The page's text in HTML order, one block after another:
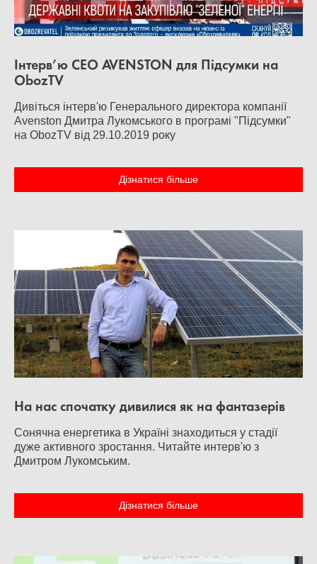
Інтерв’ю CEO AVENSTON для Підсумки на
ObozTV
Дивіться інтерв'ю Генерального директора компанії
Avenston Дмитра Лукомського в програмі "Підсумки"
на ObozTV від 29.10.2019 року
Дізнатися більше
На нас спочатку дивилися як на фантазерів
Сонячна енергетика в Україні знаходиться у стадії
дуже активного зростання. Читайте интерв'ю з
Дмитром Лукомським.
Дізнатися більше